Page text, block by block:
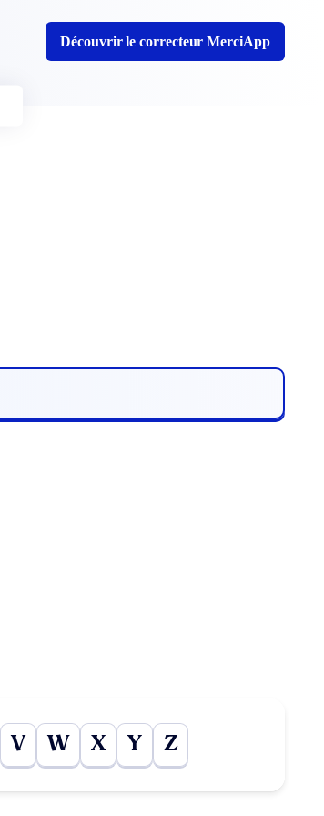
Découvrir le correcteur MerciApp
V W X Y Z